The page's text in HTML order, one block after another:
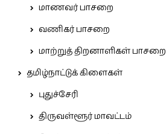
மாணவர் பாசறை
வணிகர் பாசறை
மாற்றுத் திறனாளிகள் பாசறை
தமிழ்நாட்டுக் கிளைகள்
புதுச்சேரி
திருவள்ளூர் மாவட்டம்